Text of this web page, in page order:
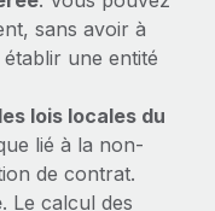
sans avoir à
une entité
lois locales du
lié à la non-
de contrat.
. Le calcul des